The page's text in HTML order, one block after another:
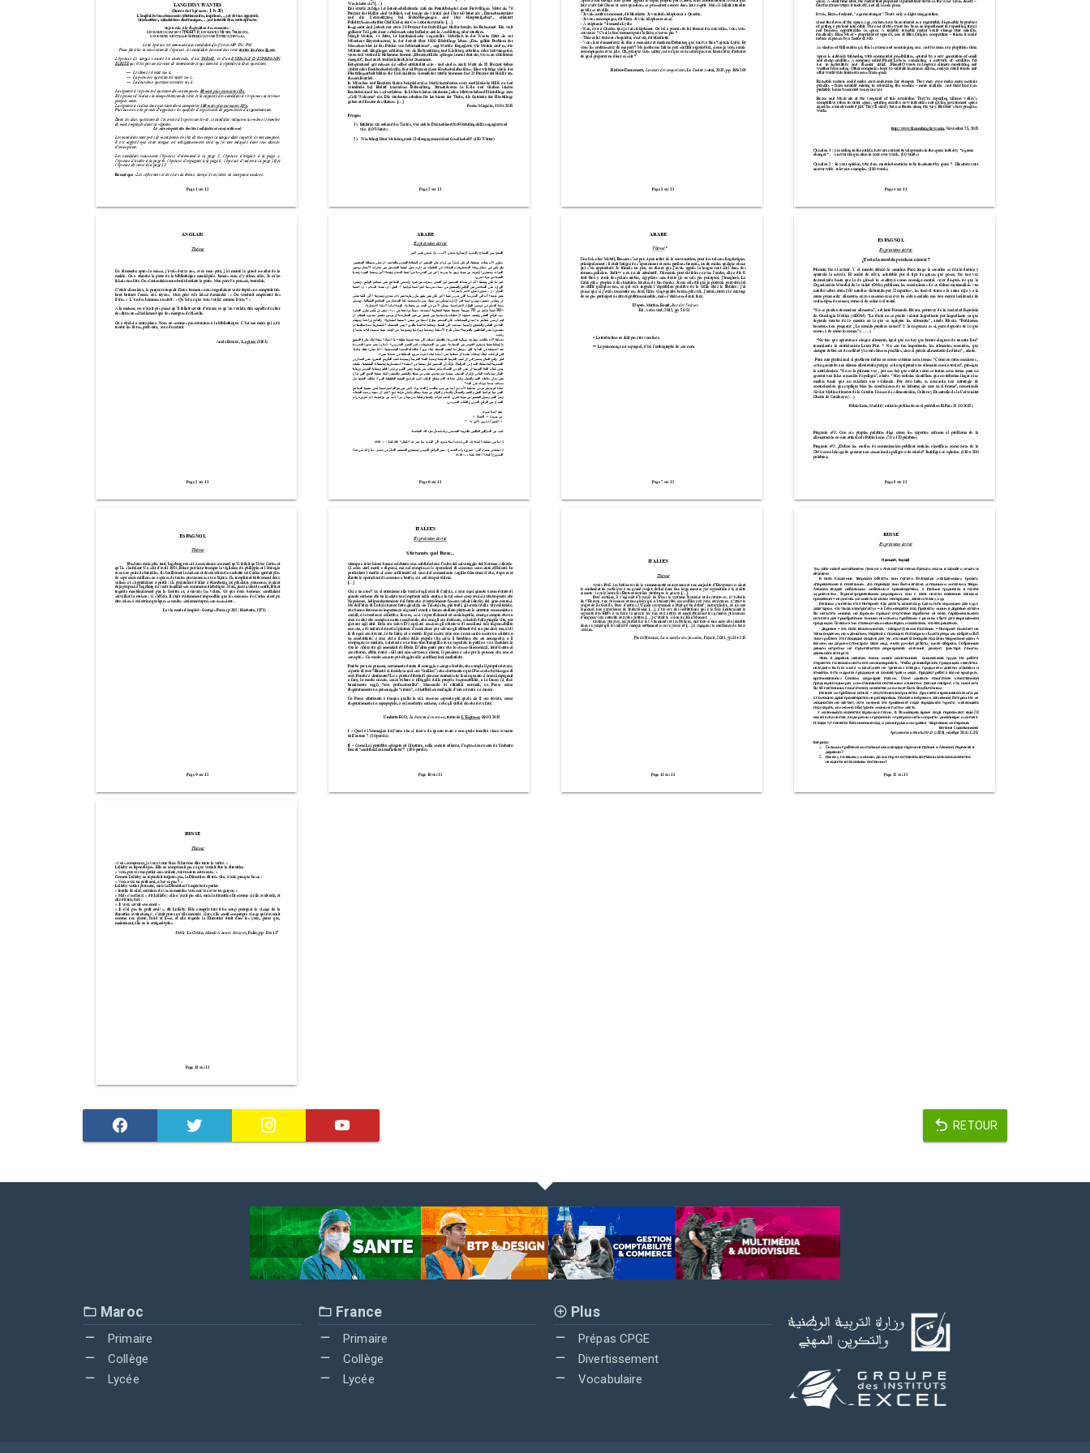
RETOUR
Maroc
Primaire
Collège
Lycée
France
Primaire
Collège
Lycée
Plus
Prépas CPGE
Divertissement
Vocabulaire